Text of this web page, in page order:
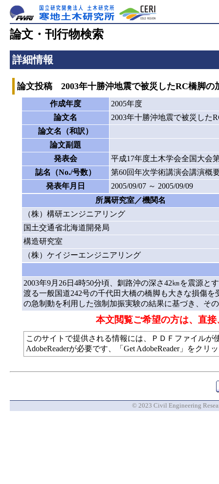
論文・刊行物検索
詳細情報
論文投稿 2003年十勝沖地震で被災したRC橋脚の
作成年度
2005年度
論文名
2003年十勝沖地震で被災した
論文名（和訳）
論文副題
発表会
平成17年度土木学会全国大会
誌名（No./号数）
第60回年次学術講演会講演概
発表年月日
2005/09/07 ～ 2005/09/09
所属研究室／機関名
（株）構研エンジニアリング
国土交通省北海道開発局
構造研究室
（株）ケイジーエンジニアリング
2003年9月26日4時50分頃、釧路沖の深さ42㎞を震源と
渡る一般国道242号の千代田大橋の橋脚も大きな損傷
の急制動を利用した強制加振実験の結果に基づき、そ
本文閲覧ご希望の方は、直
このサイトで提供される情報には、ＰＤＦファイル
AdobeReaderが必要です、「Get AdobeReader」をク
© 2023 Civil Engineering